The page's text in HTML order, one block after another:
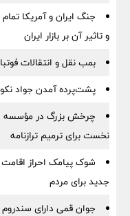
و تاثیر آن بر بازار ایران
بمب نقل‌ و انتقالات
پشت‌پرده آمدن جواد
نخست برای ترمیم ترازنامه
شوک پیامک احراز اقامت
جدید برای مردم
جوان قمی دارای